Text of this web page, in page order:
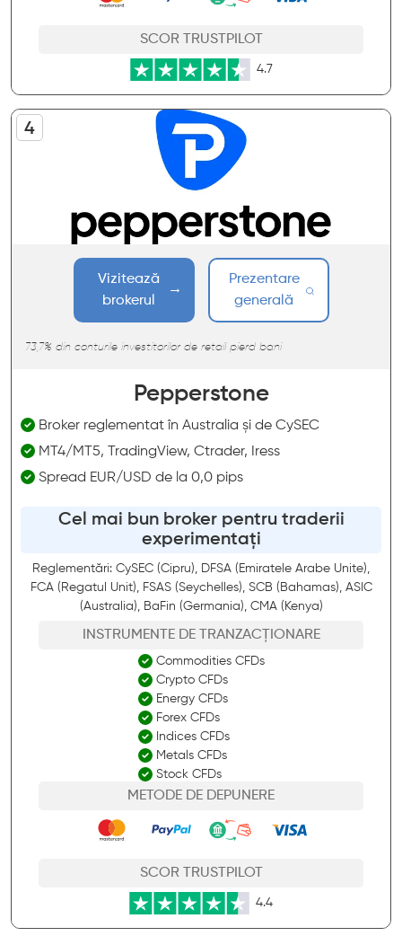
SCOR TRUSTPILOT
4.7
Vizitează
brokerul
Prezentare
generală
73,7% din conturile investitorilor de retail pierd bani
Pepperstone
Broker reglementat în Australia și de CySEC
MT4/MT5, TradingView, Ctrader, Iress
Spread EUR/USD de la 0,0 pips
Cel mai bun broker pentru traderii
experimentați
Reglementări: CySEC (Cipru), DFSA (Emiratele Arabe Unite),
FCA (Regatul Unit), FSAS (Seychelles), SCB (Bahamas), ASIC
(Australia), BaFin (Germania), CMA (Kenya)
INSTRUMENTE DE TRANZACȚIONARE
Commodities CFDs
Crypto CFDs
Energy CFDs
Forex CFDs
Indices CFDs
Metals CFDs
Stock CFDs
METODE DE DEPUNERE
SCOR TRUSTPILOT
4.4